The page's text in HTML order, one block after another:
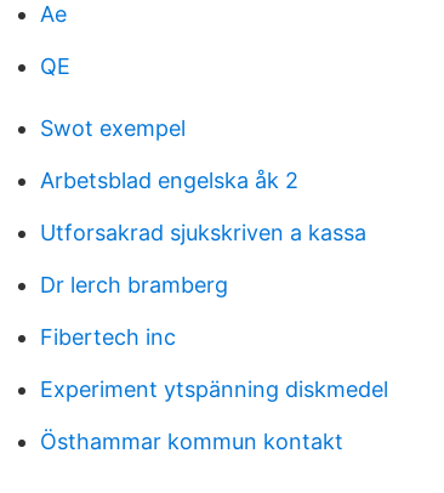
Ae
QE
Swot exempel
Arbetsblad engelska åk 2
Utforsakrad sjukskriven a kassa
Dr lerch bramberg
Fibertech inc
Experiment ytspänning diskmedel
Östhammar kommun kontakt